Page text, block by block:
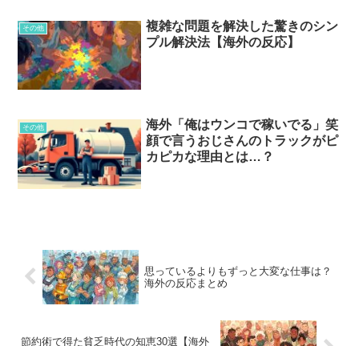
その他
複雑な問題を解決した驚きのシン
プル解決法【海外の反応】
その他
海外「俺はウンコで稼いでる」笑
顔で言うおじさんのトラックがピ
カピカな理由とは…？
思っているよりもずっと大変な仕事は？
海外の反応まとめ
節約術で得た貧乏時代の知恵30選【海外